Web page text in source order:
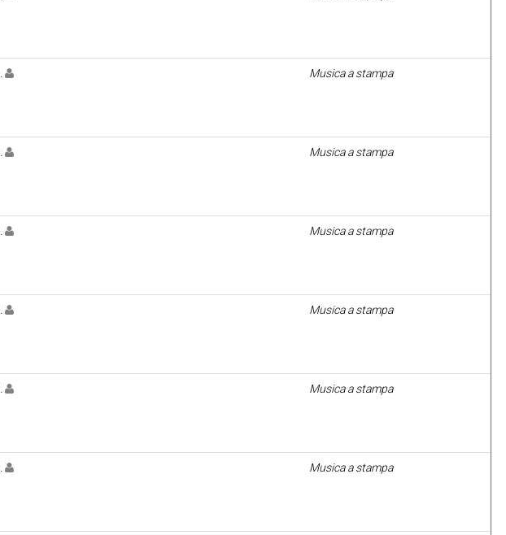
Musica a stampa
Musica a stampa
Musica a stampa
Musica a stampa
Musica a stampa
Musica a stampa